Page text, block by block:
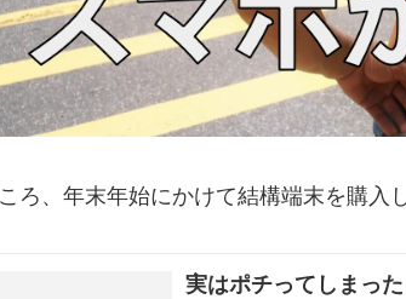
ろ、年末年始にかけて結構端末を購入
実はポチってしまっ